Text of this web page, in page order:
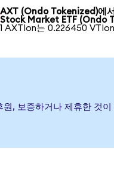
AXT (Ondo Tokenized)에
Stock Market ETF (Ondo
1 AXTIon는 0.226450
, 보증하거나 제휴한 것